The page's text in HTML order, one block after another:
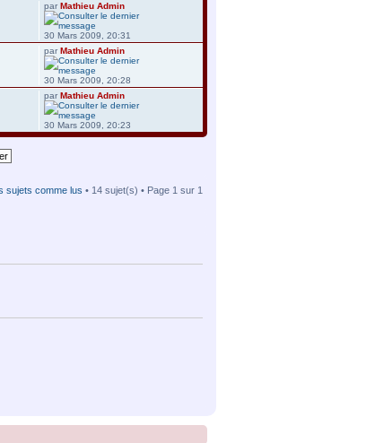
par Mathieu Admin
30 Mars 2009, 20:31
par Mathieu Admin
30 Mars 2009, 20:28
par Mathieu Admin
30 Mars 2009, 20:23
sujets comme lus • 14 sujet(s) • Page 1 sur 1